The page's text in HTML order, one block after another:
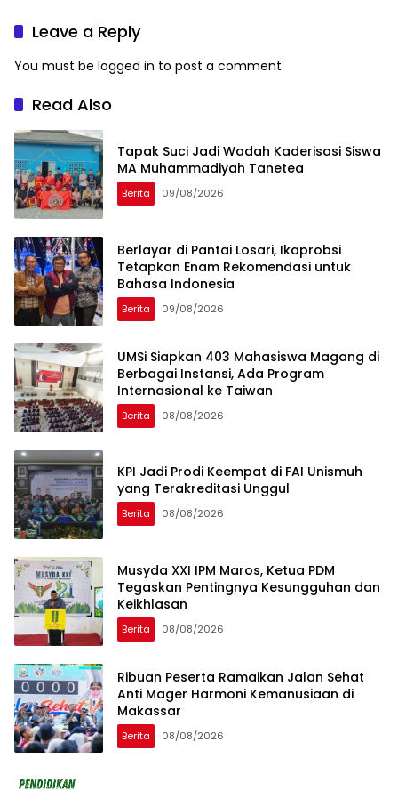
Leave a Reply
You must be logged in to post a comment.
Read Also
Tapak Suci Jadi Wadah Kaderisasi Siswa
MA Muhammadiyah Tanetea
Berita 09/08/2026
Berlayar di Pantai Losari, Ikaprobsi
Tetapkan Enam Rekomendasi untuk
Bahasa Indonesia
Berita 09/08/2026
UMSi Siapkan 403 Mahasiswa Magang di
Berbagai Instansi, Ada Program
Internasional ke Taiwan
Berita 08/08/2026
KPI Jadi Prodi Keempat di FAI Unismuh
yang Terakreditasi Unggul
Berita 08/08/2026
Musyda XXI IPM Maros, Ketua PDM
Tegaskan Pentingnya Kesungguhan dan
Keikhlasan
Berita 08/08/2026
Ribuan Peserta Ramaikan Jalan Sehat
Anti Mager Harmoni Kemanusiaan di
Makassar
Berita 08/08/2026